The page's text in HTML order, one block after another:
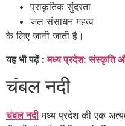
प्राकृतिक सुंदरता
जल संसाधन महत्व
के लिए जानी जाती है।
यह भी पढ़ें :मध्य प्रदेश: संस्कृति
चंबल नदी
चंबल नदीमध्य प्रदेश की एक